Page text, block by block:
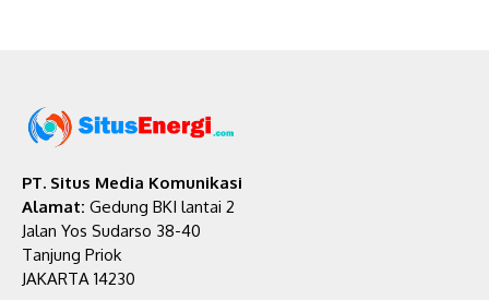
PT. Situs Media Komunikasi
Alamat: Gedung BKI lantai 2
Jalan Yos Sudarso 38-40
Tanjung Priok
JAKARTA 14230